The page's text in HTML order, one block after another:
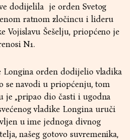
dodijelila je orden Svetog
ratnom zločincu i lideru
Vojislavu Šešelju, priopćeno je
N1.
Longina orden dodijelio vladika
se navodi u priopćenju, tom
„pripao dio časti i ugodna
vladike Longina uruči
u ime jednoga divnog
našeg gotovo suvremenika,